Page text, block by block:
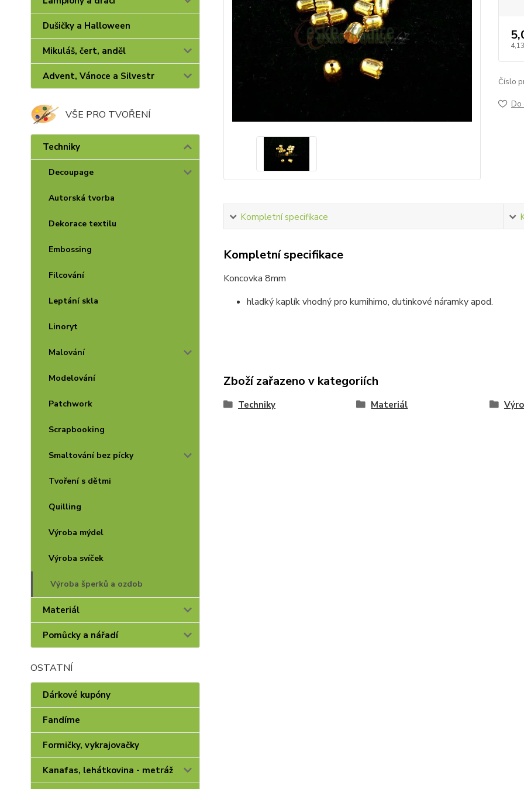
Dušičky a Halloween
Mikuláš, čert, anděl
Advent, Vánoce a Silvestr
VŠE PRO TVOŘENÍ
Techniky
Decoupage
Autorská tvorba
Dekorace textilu
Embossing
Filcování
Leptání skla
Linoryt
Malování
Modelování
Patchwork
Scrapbooking
Smaltování bez pícky
Tvoření s dětmi
Quilling
Výroba mýdel
Výroba svíček
Výroba šperků a ozdob
Materiál
Pomůcky a nářadí
OSTATNÍ
Dárkové kupóny
Fandíme
Formičky, vykrajovačky
Kanafas, lehátkovina - metráž
Číslo
Do
Kompletní specifikace
Kompletní specifikace
Koncovka 8mm
hladký kaplík vhodný pro kumihimo, dutinkové náramky apod.
Zboží zařazeno v kategoriích
Techniky Materiál